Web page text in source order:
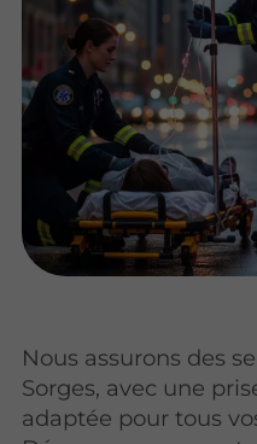
Nous assurons des
Sorges, avec une
adaptée pour tous